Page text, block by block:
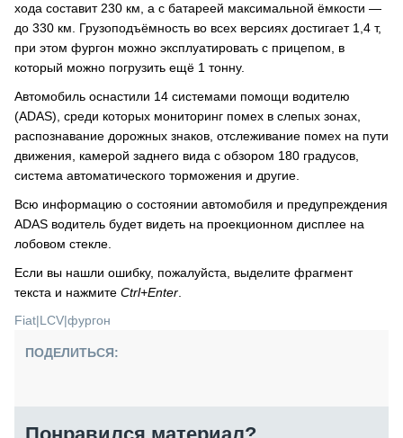
хода составит 230 км, а с батареей максимальной ёмкости —
до 330 км. Грузоподъёмность во всех версиях достигает 1,4 т,
при этом фургон можно эксплуатировать с прицепом, в
который можно погрузить ещё 1 тонну.
Автомобиль оснастили 14 системами помощи водителю
(ADAS), среди которых мониторинг помех в слепых зонах,
распознавание дорожных знаков, отслеживание помех на пути
движения, камерой заднего вида с обзором 180 градусов,
система автоматического торможения и другие.
Всю информацию о состоянии автомобиля и предупреждения
ADAS водитель будет видеть на проекционном дисплее на
лобовом стекле.
Если вы нашли ошибку, пожалуйста, выделите фрагмент
текста и нажмите Ctrl+Enter
Fiat|LCV|фургон
ПОДЕЛИТЬСЯ: